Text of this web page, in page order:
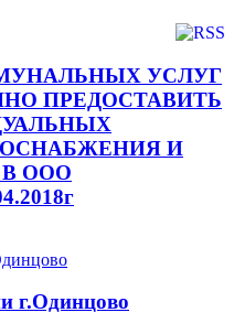
УСЛУГ
ПРЕДОСТАВИТЬ
И
ООО
г.Одинцово